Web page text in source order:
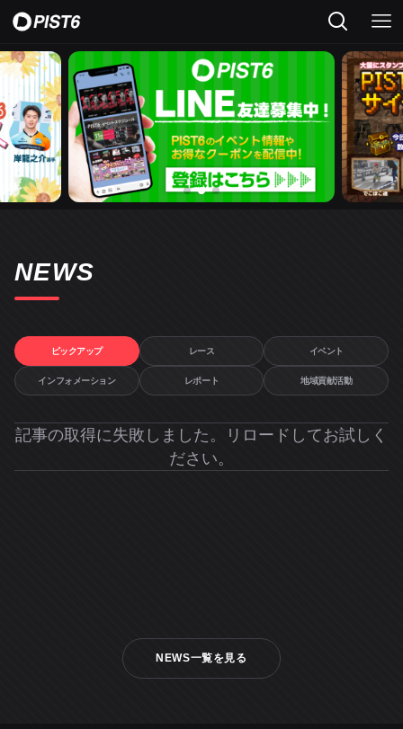
NEWS
ピックアップ レース イベント
インフォメーション レポート 地域貢献活動
記事の取得に失敗しました。リロードしてお試しく
ださい。
NEWS一覧を見る